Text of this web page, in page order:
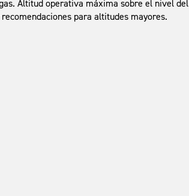
Altitud operativa máxima sobre el nivel del
para altitudes mayores.